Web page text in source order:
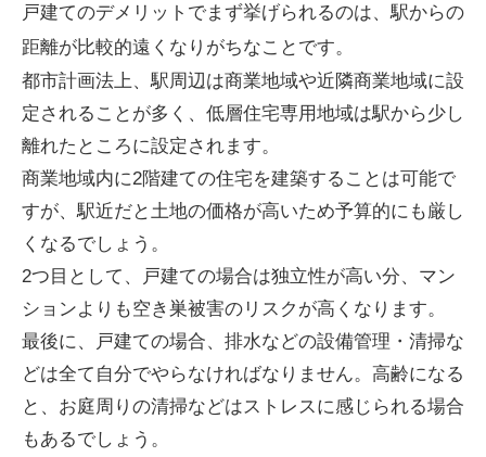
戸建てのデメリットでまず挙げられるのは、駅からの
距離が比較的遠くなりがちなことです。
都市計画法上、駅周辺は商業地域や近隣商業地域に設
定されることが多く、低層住宅専用地域は駅から少し
離れたところに設定されます。
商業地域内に2階建ての住宅を建築することは可能で
すが、駅近だと土地の価格が高いため予算的にも厳し
くなるでしょう。
2つ目として、戸建ての場合は独立性が高い分、マン
ションよりも空き巣被害のリスクが高くなります。
最後に、戸建ての場合、排水などの設備管理・清掃な
どは全て自分でやらなければなりません。高齢になる
と、お庭周りの清掃などはストレスに感じられる場合
もあるでしょう。